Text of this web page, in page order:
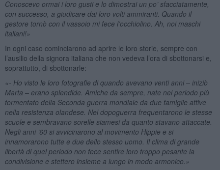
Conoscevo ormai i loro gusti e lo dimostrai un po’ sfacciatamente,
con successo, a giudicare dai loro volti ammiranti. Quando il
gestore tornò con il vassoio mi fece l’occhiolino. Ah, noi maschi
italiani!»
In ogni caso cominciarono ad aprire le loro storie, sempre con
l’ausilio della signora italiana che non vedeva l’ora di sbottonarsi e,
soprattutto, di sbottonarle:
«- Ho visto le loro fotografie di quando avevano venti anni – iniziò
Marta – erano splendide. Amiche da sempre, nate nel periodo più
tormentato della Seconda guerra mondiale da due famiglie attive
nella resistenza olandese. Nel dopoguerra frequentarono le stesse
scuole e sembravano sorelle siamesi da quanto stavano attaccate.
Negli anni ’60 si avvicinarono al movimento Hippie e si
innamorarono tutte e due dello stesso uomo. Il clima di grande
libertà di quel periodo non fece sentire loro troppo pesante la
condivisione e stettero insieme a lungo in modo armonico.»